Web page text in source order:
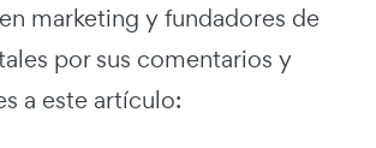
marketing y fundadores de
por sus comentarios y
a este artículo: